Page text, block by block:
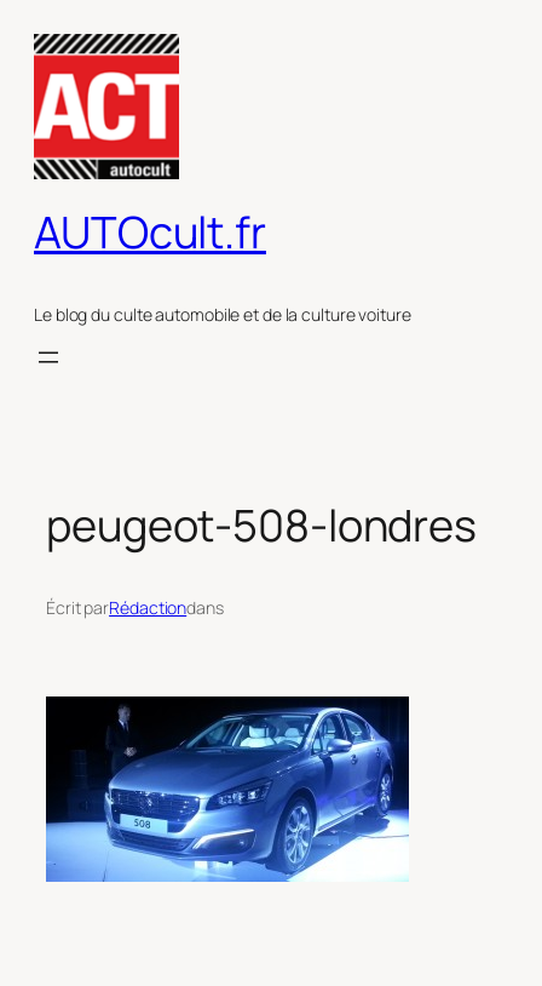
contenu
AUTOcult.fr
Le blog du culte automobile et de la culture voiture
peugeot-508-londres
Écrit parRédactiondans